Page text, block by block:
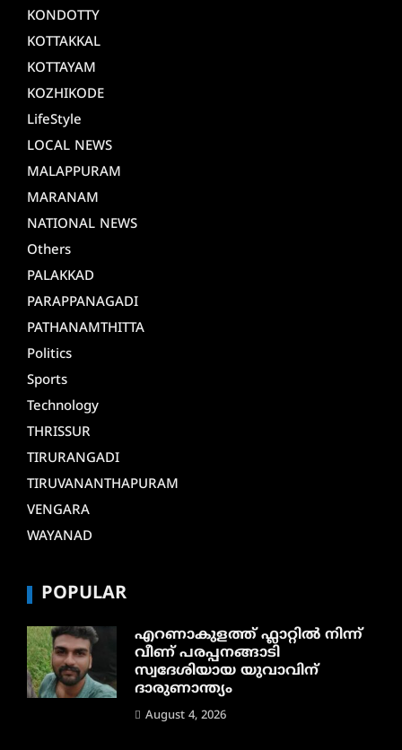
KONDOTTY
KOTTAKKAL
KOTTAYAM
KOZHIKODE
LifeStyle
LOCAL NEWS
MALAPPURAM
MARANAM
NATIONAL NEWS
Others
PALAKKAD
PARAPPANAGADI
PATHANAMTHITTA
Politics
Sports
Technology
THRISSUR
TIRURANGADI
TIRUVANANTHAPURAM
VENGARA
WAYANAD
POPULAR
എറണാകുളത്ത് ഫ്ലാറ്റിൽ നിന്ന്
വീണ് പരപ്പനങ്ങാടി
സ്വദേശിയായ യുവാവിന്
ദാരുണാന്ത്യം
August 4, 2026